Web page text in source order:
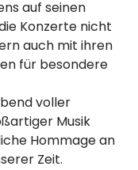
auf seinen
Konzerte nicht
auch mit ihren
für besondere
voller
Musik
Hommage an
Zeit.